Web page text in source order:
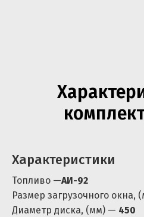
Характеристики
Топливо —АИ-92
Размер загрузочного окна,
Диаметр диска, (мм) — 450